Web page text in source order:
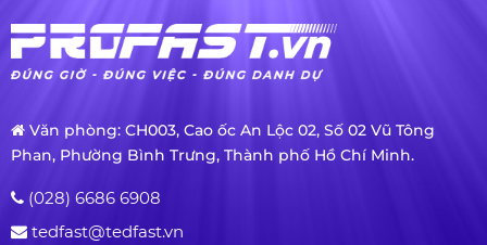
Văn phòng: CH003, Cao ốc An Lộc 02, Số 02 Vũ Tông
Phan, Phường Bình Trưng, Thành phố Hồ Chí Minh.
(028) 6686 6908
tedfast@tedfast.vn